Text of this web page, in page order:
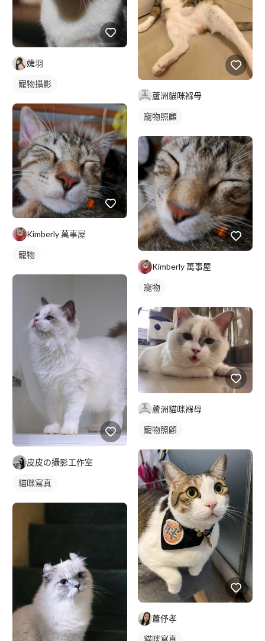
婕羽
寵物攝影
Kimberly 萬事屋
寵物
皮皮の攝影工作室
貓咪寫真
蘆洲貓咪褓母
寵物照顧
Kimberly 萬事屋
寵物
蘆洲貓咪褓母
寵物照顧
蕭伃孝
貓咪寫真